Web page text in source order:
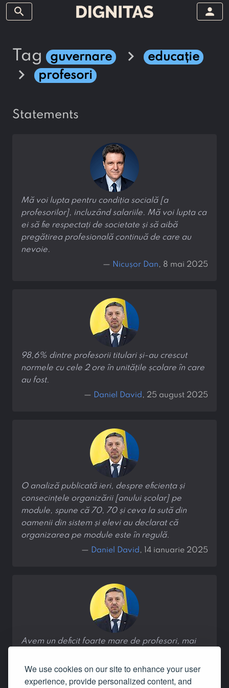
We use cookies on our site to enhance your user
experience, provide personalized content, and
search person
tag guvernare chevron_right educație
chevron_right profesori
statements
Mă voi lupta pentru condiția socială [a
profesorilor], incluzând salariile. Mă voi lupta ca
ei să fie respectați de societate și să aibă
pregătirea profesională continuă de care au
nevoie.
— Nicușor Dan, 8 mai 2025
98,6% dintre profesorii titulari și-au crescut
normele cu cele 2 ore în unitățile școlare în care
au fost.
— Daniel David, 25 august 2025
O analiză publicată ieri, despre eficiența și
consecințele organizării [anului școlar] pe
module, spune că 70, 70 și ceva la sută din
oamenii din sistem și elevi au declarat că
organizarea pe module este în regulă.
— Daniel David, 14 ianuarie 2025
Avem un deficit foarte mare de profesori, mai
—Daniel David, 14 ianuarie 2025